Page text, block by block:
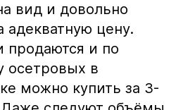
вид и довольно
адекватную цену.
и по
осетровых в
можно купить за 3-